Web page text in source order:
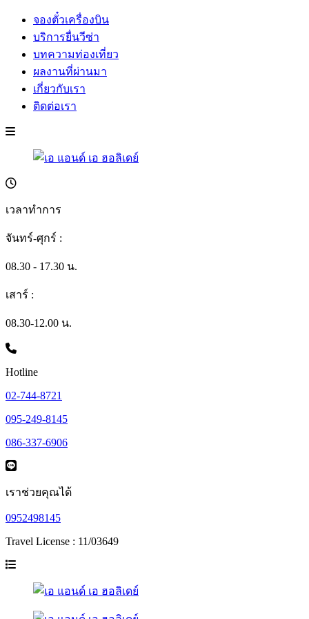
จองตั๋วเครื่องบิน
บริการยื่นวีซ่า
บทความท่องเที่ยว
ผลงานที่ผ่านมา
เกี่ยวกับเรา
ติดต่อเรา
เวลาทำการ
จันทร์-ศุกร์ :
08.30 - 17.30 น.
เสาร์ :
08.30-12.00 น.
Hotline
02-744-8721
095-249-8145
086-337-6906
เราช่วยคุณได้
0952498145
Travel License : 11/03649